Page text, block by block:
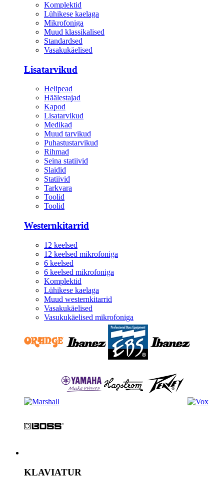
Komplektid
Lühikese kaelaga
Mikrofoniga
Muud klassikalised
Standardsed
Vasakukäelised
Lisatarvikud
Helipead
Häälestajad
Kapod
Lisatarvikud
Medikad
Muud tarvikud
Puhastustarvikud
Rihmad
Seina statiivid
Slaidid
Statiivid
Tarkvara
Toolid
Toolid
Westernkitarrid
12 keelsed
12 keelsed mikrofoniga
6 keelsed
6 keelsed mikrofoniga
Komplektid
Lühikese kaelaga
Muud westernkitarrid
Vasakukäelised
Vasukukäelised mikrofoniga
KLAVIATUR